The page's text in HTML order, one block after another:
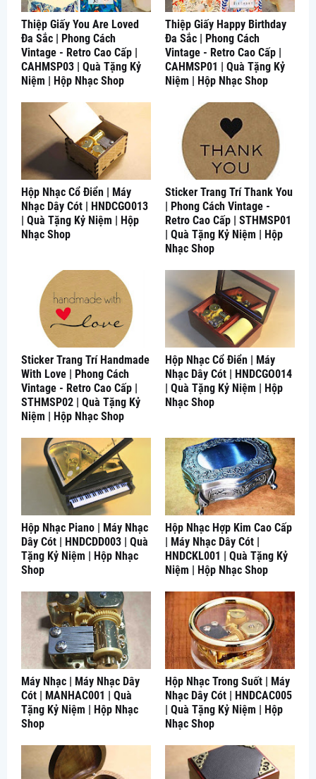
Thiệp Giấy You Are Loved
Đa Sắc | Phong Cách
Vintage - Retro Cao Cấp |
CAHMSP03 | Quà Tặng Kỷ
Niệm | Hộp Nhạc Shop
Thiệp Giấy Happy Birthday
Đa Sắc | Phong Cách
Vintage - Retro Cao Cấp |
CAHMSP01 | Quà Tặng Kỷ
Niệm | Hộp Nhạc Shop
Hộp Nhạc Cổ Điển | Máy
Nhạc Dây Cót | HNDCGO013
| Quà Tặng Kỷ Niệm | Hộp
Nhạc Shop
Sticker Trang Trí Thank You
| Phong Cách Vintage -
Retro Cao Cấp | STHMSP01
| Quà Tặng Kỷ Niệm | Hộp
Nhạc Shop
Sticker Trang Trí Handmade
With Love | Phong Cách
Vintage - Retro Cao Cấp |
STHMSP02 | Quà Tặng Kỷ
Niệm | Hộp Nhạc Shop
Hộp Nhạc Cổ Điển | Máy
Nhạc Dây Cót | HNDCGO014
| Quà Tặng Kỷ Niệm | Hộp
Nhạc Shop
Hộp Nhạc Piano | Máy Nhạc
Dây Cót | HNDCDD003 | Quà
Tặng Kỷ Niệm | Hộp Nhạc
Shop
Hộp Nhạc Hợp Kim Cao Cấp
| Máy Nhạc Dây Cót |
HNDCKL001 | Quà Tặng Kỷ
Niệm | Hộp Nhạc Shop
Máy Nhạc | Máy Nhạc Dây
Cót | MANHAC001 | Quà
Tặng Kỷ Niệm | Hộp Nhạc
Shop
Hộp Nhạc Trong Suốt | Máy
Nhạc Dây Cót | HNDCAC005
| Quà Tặng Kỷ Niệm | Hộp
Nhạc Shop